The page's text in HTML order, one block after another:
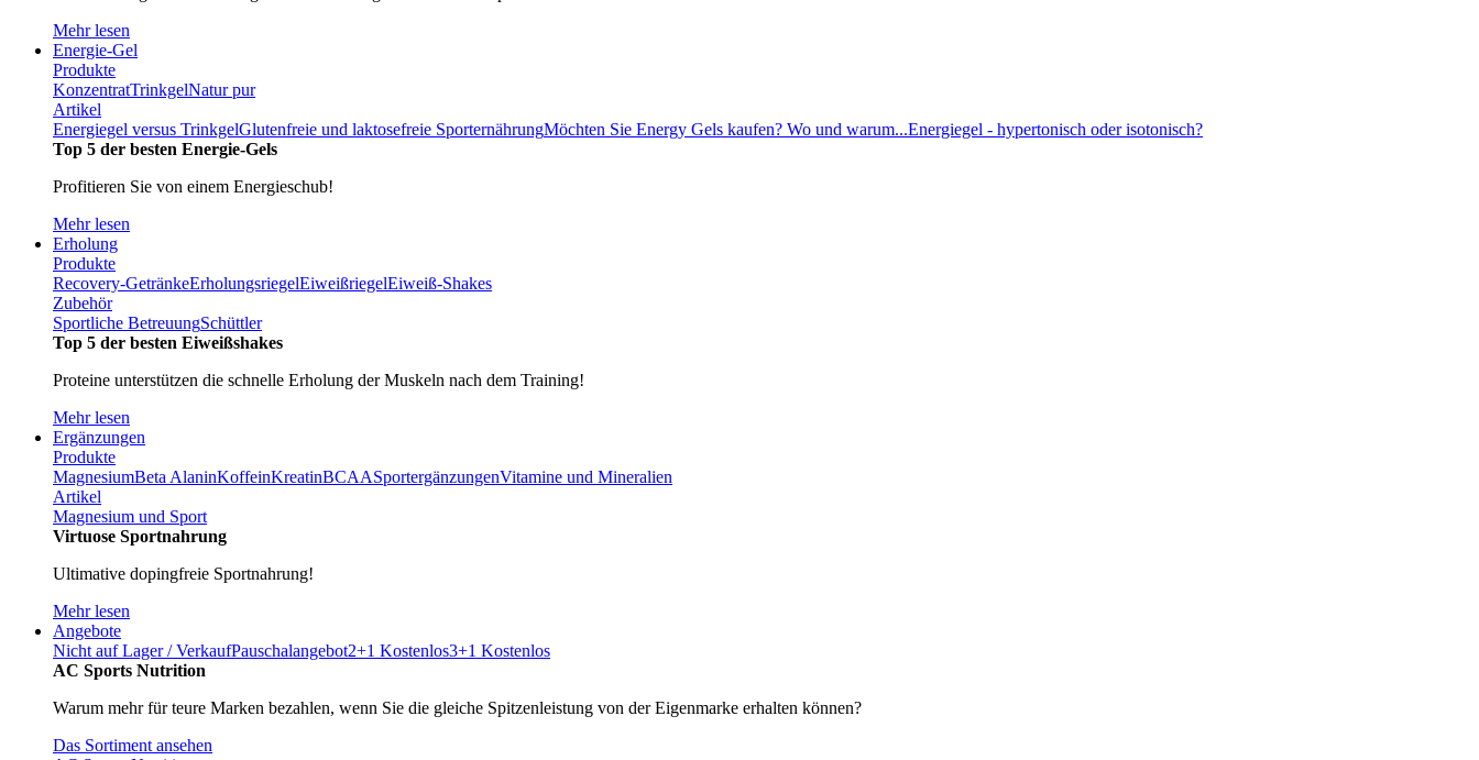
Mehr lesen
Energie-Gel
Produkte
KonzentratTrinkgelNatur pur
Artikel
Energiegel versus TrinkgelGlutenfreie und laktosefreie SporternährungMöchten Sie Energy Gels kaufen? Wo und warum...Energiegel - hypertonisch oder isotonisch?
Top 5 der besten Energie-Gels
Profitieren Sie von einem Energieschub!
Mehr lesen
Erholung
Produkte
Recovery-GetränkeErholungsriegelEiweißriegelEiweiß-Shakes
Zubehör
Sportliche BetreuungSchüttler
Top 5 der besten Eiweißshakes
Proteine unterstützen die schnelle Erholung der Muskeln nach dem Training!
Mehr lesen
Ergänzungen
Produkte
MagnesiumBeta AlaninKoffeinKreatinBCAASportergänzungenVitamine und Mineralien
Artikel
Magnesium und Sport
Virtuose Sportnahrung
Ultimative dopingfreie Sportnahrung!
Mehr lesen
Angebote
Nicht auf Lager / VerkaufPauschalangebot2+1 Kostenlos3+1 Kostenlos
AC Sports Nutrition
Warum mehr für teure Marken bezahlen, wenn Sie die gleiche Spitzenleistung von der Eigenmarke erhalten können?
Das Sortiment ansehen